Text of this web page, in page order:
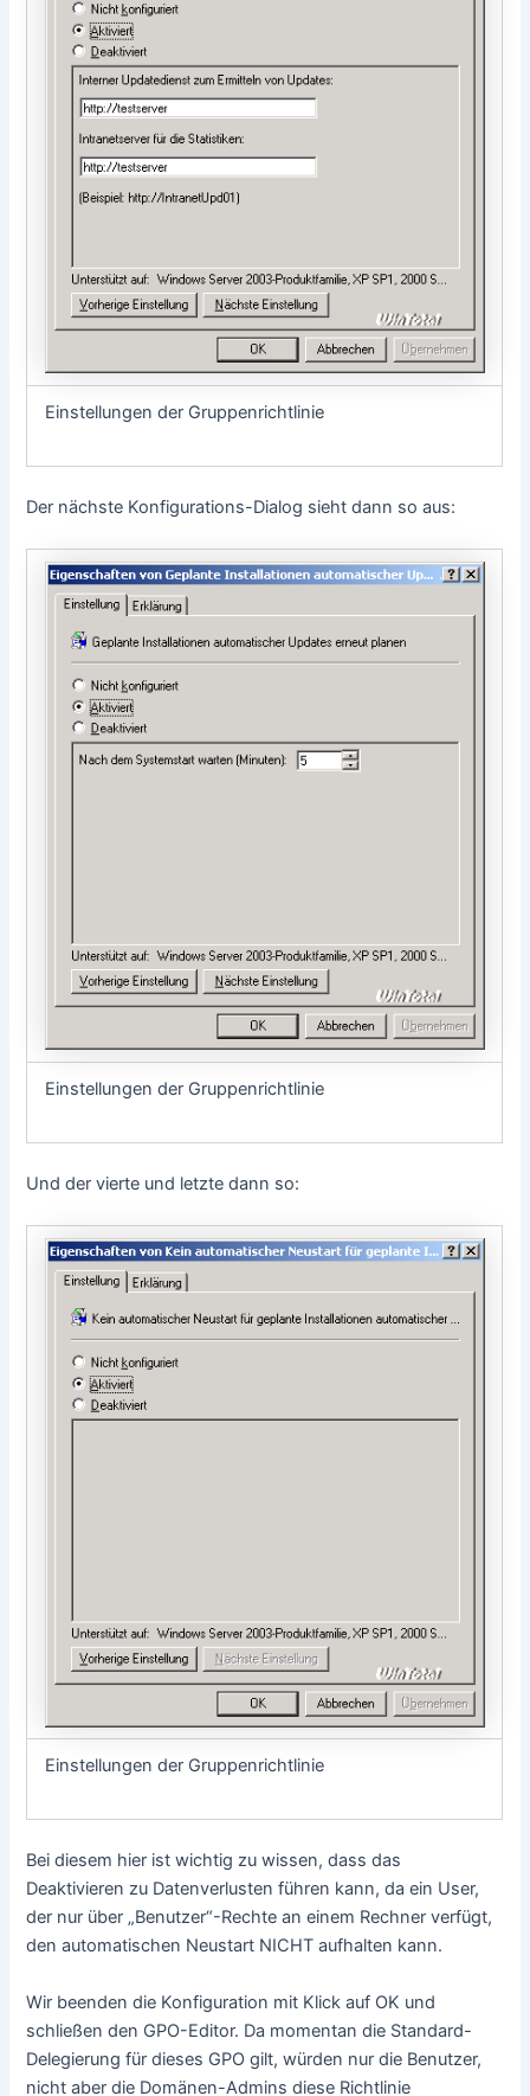
Einstellungen der Gruppenrichtlinie
Der nächste Konfigurations-Dialog sieht dann so aus:
Einstellungen der Gruppenrichtlinie
Und der vierte und letzte dann so:
Einstellungen der Gruppenrichtlinie
Bei diesem hier ist wichtig zu wissen, dass das
Deaktivieren zu Datenverlusten führen kann, da ein User,
der nur über „Benutzer“-Rechte an einem Rechner verfügt,
den automatischen Neustart NICHT aufhalten kann.
Wir beenden die Konfiguration mit Klick auf OK und
schließen den GPO-Editor. Da momentan die Standard-
Delegierung für dieses GPO gilt, würden nur die Benutzer,
nicht aber die Domänen-Admins diese Richtlinie